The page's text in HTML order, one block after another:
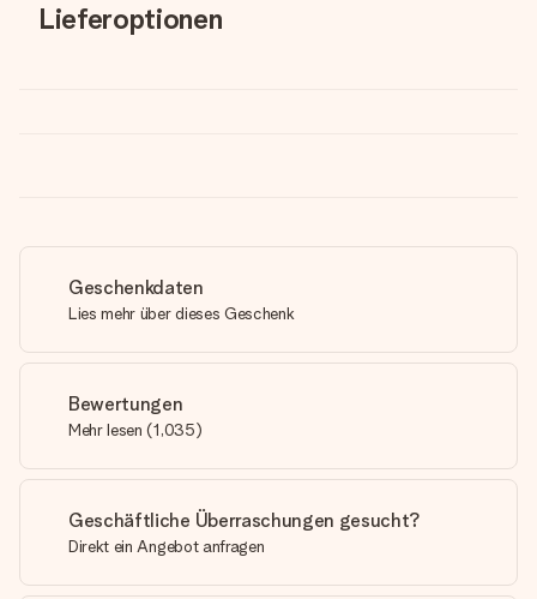
Lieferoptionen
Geschenkdaten
Lies mehr über dieses Geschenk
Bewertungen
Mehr lesen (1,035)
Geschäftliche Überraschungen gesucht?
Direkt ein Angebot anfragen